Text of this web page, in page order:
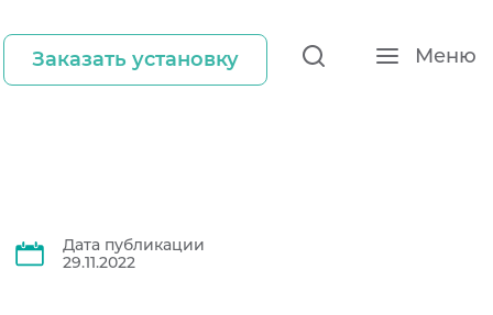
Заказать установку Меню
Дата публикации
29.11.2022